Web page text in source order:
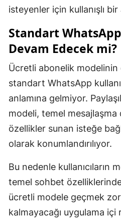
isteyenler için kullanışlı
Standart
Devam Edecek mi?
Ücretli abonelik modelinin
standart WhatsApp
anlamına gelmiyor.
modeli, temel mesajlaşma
özellikler sunan isteğe
olarak konumlandırılıyor.
Bu nedenle kullanıcıların
temel sohbet
ücretli modele geçmek
kalmayacağı uygulama içi